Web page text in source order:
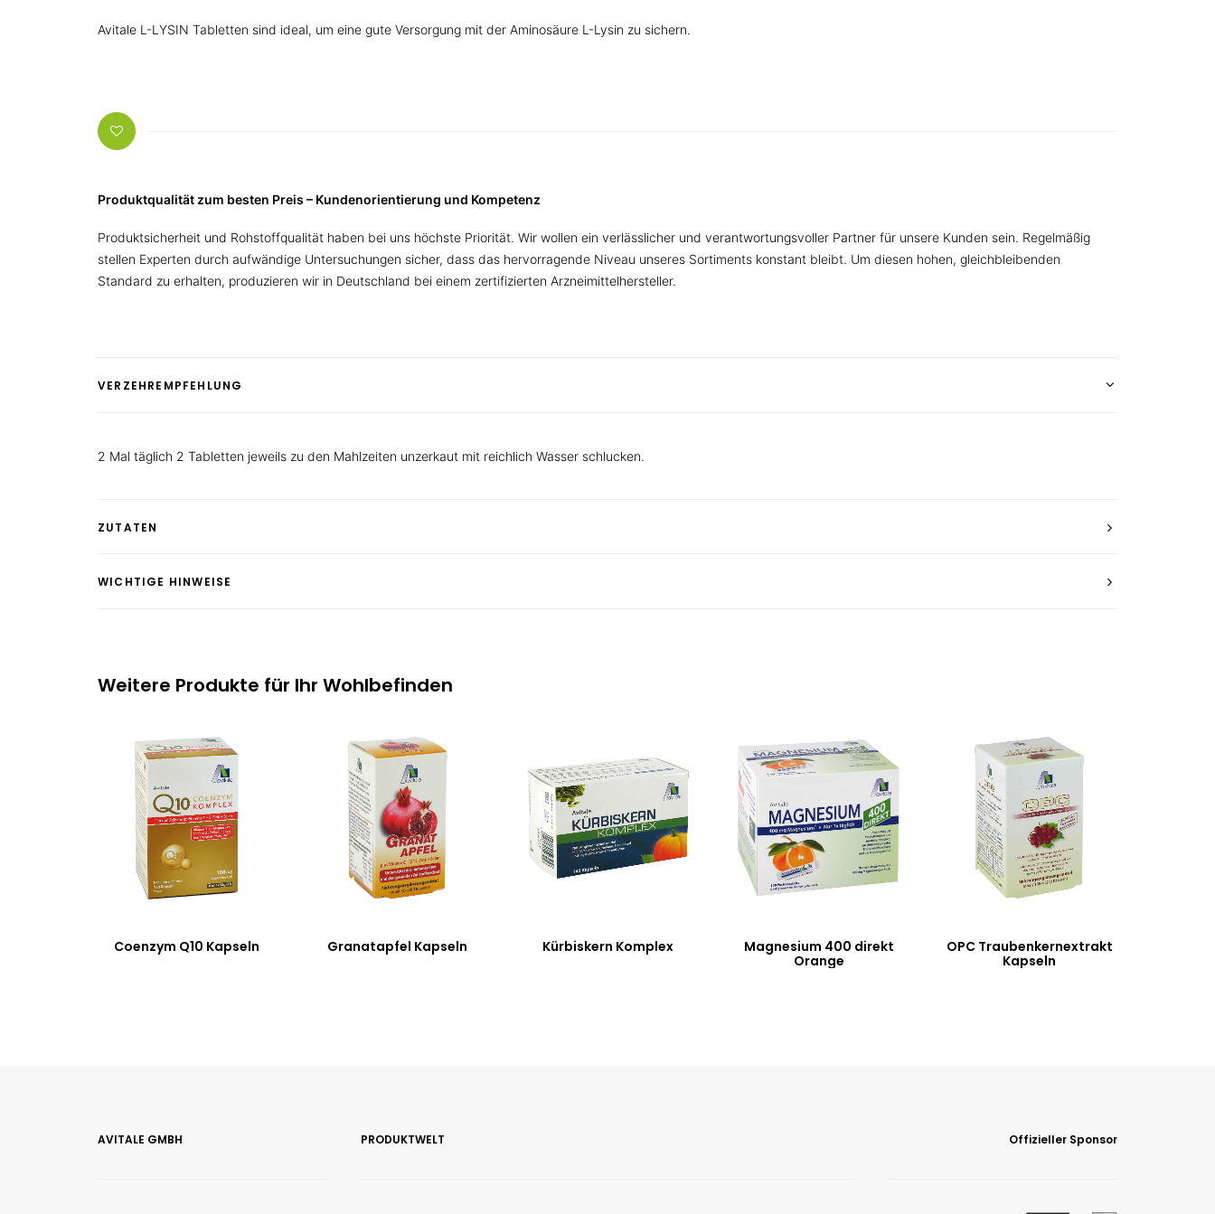
Avitale L-LYSIN Tabletten sind ideal, um eine gute Versorgung mit der Aminosäure L-Lysin zu sichern.
Produktqualität zum besten Preis – Kundenorientierung und Kompetenz
Produktsicherheit und Rohstoffqualität haben bei uns höchste Priorität. Wir wollen ein verlässlicher und verantwortungsvoller Partner für unsere Kunden sein. Regelmäßig
stellen Experten durch aufwändige Untersuchungen sicher, dass das hervorragende Niveau unseres Sortiments konstant bleibt. Um diesen hohen, gleichbleibenden
Standard zu erhalten, produzieren wir in Deutschland bei einem zertifizierten Arzneimittelhersteller.
VERZEHREMPFEHLUNG
2 Mal täglich 2 Tabletten jeweils zu den Mahlzeiten unzerkaut mit reichlich Wasser schlucken.
ZUTATEN
WICHTIGE HINWEISE
Weitere Produkte für Ihr Wohlbefinden
Coenzym Q10 Kapseln Granatapfel Kapseln Kürbiskern Komplex
Magnesium 400 direkt
Orange
OPC Traubenkernextrakt
Kapseln
AVITALE GMBH PRODUKTWELT Offizieller Sponsor